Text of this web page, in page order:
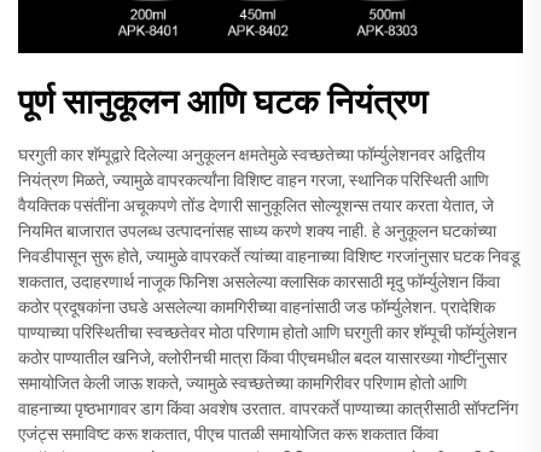
पूर्ण सानुकूलन आणि घटक नियंत्रण
घरगुती कार शॅम्पूद्वारे दिलेल्या अनुकूलन क्षमतेमुळे स्वच्छतेच्या फॉर्म्युलेशनवर अद्वितीय
नियंत्रण मिळते, ज्यामुळे वापरकर्त्यांना विशिष्ट वाहन गरजा, स्थानिक परिस्थिती आणि
वैयक्तिक पसंतींना अचूकपणे तोंड देणारी सानुकूलित सोल्यूशन्स तयार करता येतात, जे
नियमित बाजारात उपलब्ध उत्पादनांसह साध्य करणे शक्य नाही. हे अनुकूलन घटकांच्या
निवडीपासून सुरू होते, ज्यामुळे वापरकर्ते त्यांच्या वाहनाच्या विशिष्ट गरजांनुसार घटक निवडू
शकतात, उदाहरणार्थ नाजूक फिनिश असलेल्या क्लासिक कारसाठी मृदु फॉर्म्युलेशन किंवा
कठोर प्रदूषकांना उघडे असलेल्या कामगिरीच्या वाहनांसाठी जड फॉर्म्युलेशन. प्रादेशिक
पाण्याच्या परिस्थितीचा स्वच्छतेवर मोठा परिणाम होतो आणि घरगुती कार शॅम्पूची फॉर्म्युलेशन
कठोर पाण्यातील खनिजे, क्लोरीनची मात्रा किंवा पीएचमधील बदल यासारख्या गोष्टींनुसार
समायोजित केली जाऊ शकते, ज्यामुळे स्वच्छतेच्या कामगिरीवर परिणाम होतो आणि
वाहनाच्या पृष्ठभागावर डाग किंवा अवशेष उरतात. वापरकर्ते पाण्याच्या कात्रीसाठी सॉफ्टनिंग
एजंट्स समाविष्ट करू शकतात, पीएच पातळी समायोजित करू शकतात किंवा